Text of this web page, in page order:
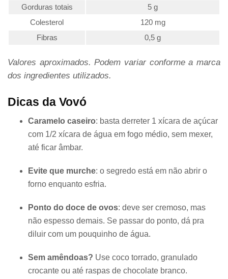
Gorduras totais
5 g
Colesterol
120 mg
Fibras
0,5 g
Valores aproximados. Podem variar conforme a marca
dos ingredientes utilizados.
Dicas da Vovó
Caramelo caseiro: basta derreter 1 xícara de açúcar
com 1/2 xícara de água em fogo médio, sem mexer,
até ficar âmbar.
Evite que murche: o segredo está em não abrir o
forno enquanto esfria.
Ponto do doce de ovos: deve ser cremoso, mas
não espesso demais. Se passar do ponto, dá pra
diluir com um pouquinho de água.
Sem amêndoas? Use coco torrado, granulado
crocante ou até raspas de chocolate branco.